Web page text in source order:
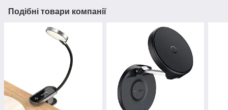
Подібні товари компанії